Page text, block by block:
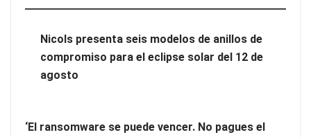
Nicols presenta seis modelos de anillos de
compromiso para el eclipse solar del 12 de
agosto
‘El ransomware se puede vencer. No pagues el